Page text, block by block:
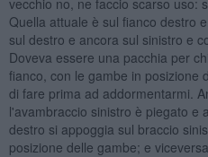
Quella attuale è sul fianco destro
sul destro e ancora sul sinistro e
Doveva essere una pacchia per
fianco, con le gambe in posizione
di fare prima ad addormentarmi.
l'avambraccio sinistro è piegato e
destro si appoggia sul braccio
posizione delle gambe; e